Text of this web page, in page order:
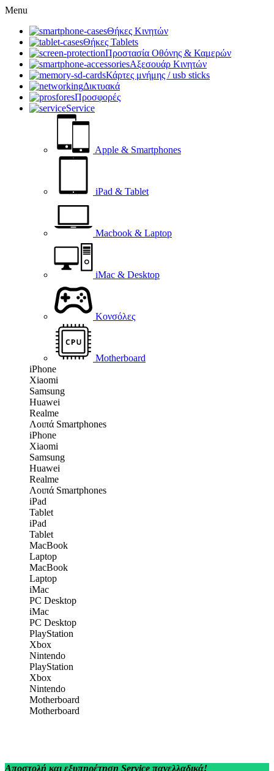
Menu
Θήκες Κινητών
Θήκες Tablets
Προστασία Οθόνης & Καμερών
Αξεσουάρ Κινητών
Κάρτες μνήμης / usb sticks
Δικτυακά
Προσφορές
Service
Apple & Smartphones
iPad & Tablet
Macbook & Laptop
iMac & Desktop
Κονσόλες
Motherboard
iPhone
Xiaomi
Samsung
Huawei
Realme
Λοιπά Smartphones
iPhone
Xiaomi
Samsung
Huawei
Realme
Λοιπά Smartphones
iPad
Tablet
iPad
Tablet
MacBook
Laptop
MacBook
Laptop
iMac
PC Desktop
iMac
PC Desktop
PlayStation
Xbox
Nintendo
PlayStation
Xbox
Nintendo
Motherboard
Motherboard
Αποστολή και εξυπηρέτηση Service πανελλαδικά!